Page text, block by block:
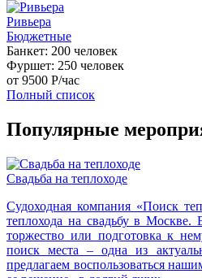
Ривьера
Бюджетные
Банкет: 200 человек
Фуршет: 250 человек
от 9500 Р/час
Полный список
Популярные
Свадьба на теплоходе
Судоходная компания «Поиск
теплохода на свадьбу в Москве.
торжество или подготовка к
поиск места – одна из
предлагаем воспользоваться